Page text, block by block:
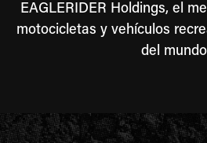
EAGLERIDER Holdings, el
motocicletas y vehículos
del